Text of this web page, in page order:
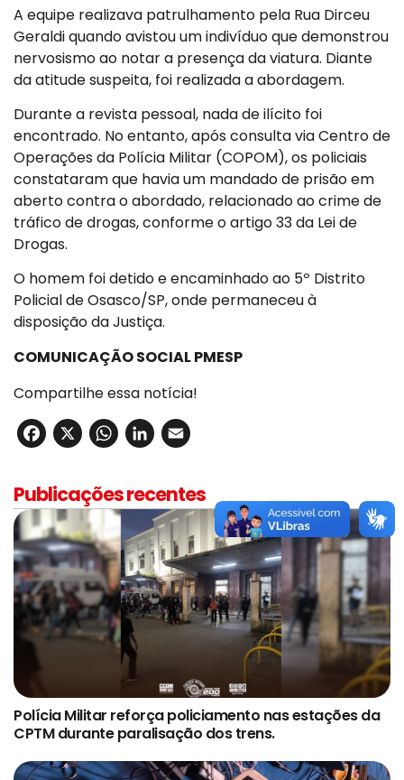
A equipe realizava patrulhamento pela Rua Dirceu
Geraldi quando avistou um indivíduo que demonstrou
nervosismo ao notar a presença da viatura. Diante
da atitude suspeita, foi realizada a abordagem.
Durante a revista pessoal, nada de ilícito foi
encontrado. No entanto, após consulta via Centro de
Operações da Polícia Militar (COPOM), os policiais
constataram que havia um mandado de prisão em
aberto contra o abordado, relacionado ao crime de
tráfico de drogas, conforme o artigo 33 da Lei de
Drogas.
O homem foi detido e encaminhado ao 5º Distrito
Policial de Osasco/SP, onde permaneceu à
disposição da Justiça.
COMUNICAÇÃO SOCIAL PMESP
Compartilhe essa notícia!
Facebook
X WhatsApp
LinkedIn
Publicações recentes
Polícia Militar reforça policiamento nas estações da
CPTM durante paralisação dos trens.